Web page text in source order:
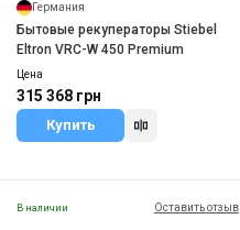
Германия
Бытовые рекуператоры Stiebel
Eltron VRC-W 450 Premium
Цена
315 368 грн
Купить
В наличии Оставить отзыв